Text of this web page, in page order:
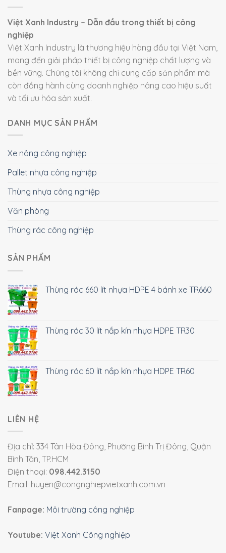
Việt Xanh Industry – Dẫn đầu trong thiết bị công
nghiệp
Việt Xanh Industry là thương hiệu hàng đầu tại Việt Nam,
mang đến giải pháp thiết bị công nghiệp chất lượng và
bền vững. Chúng tôi không chỉ cung cấp sản phẩm mà
còn đồng hành cùng doanh nghiệp nâng cao hiệu suất
và tối ưu hóa sản xuất.
DANH MỤC SẢN PHẨM
Xe nâng công nghiệp
Pallet nhựa công nghiệp
Thùng nhựa công nghiệp
Văn phòng
Thùng rác công nghiệp
SẢN PHẨM
Thùng rác 660 lít nhựa HDPE 4 bánh xe TR660
Thùng rác 30 lít nắp kín nhựa HDPE TR30
Thùng rác 60 lít nắp kín nhựa HDPE TR60
LIÊN HỆ
Địa chỉ: 334 Tân Hòa Đông, Phường Bình Trị Đông, Quận
Bình Tân, TP.HCM
Điện thoại: 098.442.3150
Email: huyen@congnghiepvietxanh.com.vn
Fanpage: Môi trường công nghiệp
Youtube: Việt Xanh Công nghiệp